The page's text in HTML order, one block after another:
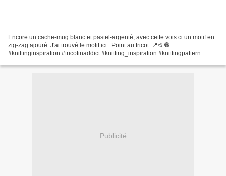
Encore un cache-mug blanc et pastel-argenté, avec cette vois ci un motif en
zig-zag ajouré. J'ai trouvé le motif ici : Point au tricot. 📍📂🧶
#knittinginspiration #tricotinaddict #knitting_inspiration #knittingpattern
Publicité